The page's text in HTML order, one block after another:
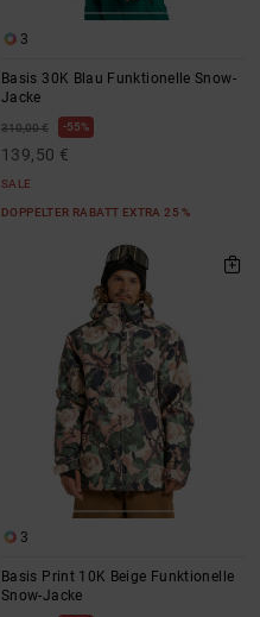
3
Basis 30K Blau Funktionelle Snow-
Jacke
310,00 € 55%
139,50 €
SALE
DOPPELTER RABATT EXTRA 25 %
3
Basis Print 10K Beige Funktionelle
Snow-Jacke